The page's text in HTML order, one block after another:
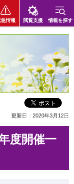
急情報 閲覧支援 情報を探す
更新日：2020年3月12日
度開催一